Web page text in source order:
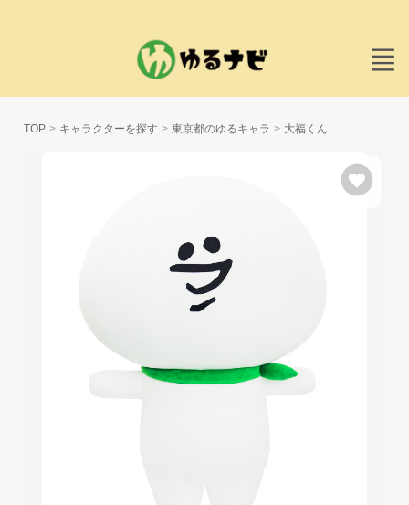
TOP キャラクターを探す 東京都のゆるキャラ 大福くん